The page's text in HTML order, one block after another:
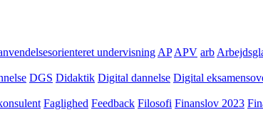
undervisning AP APV arb
DGS Didaktik Digital dannelse Digital
Faglighed Feedback Filosofi Finanslov 2023